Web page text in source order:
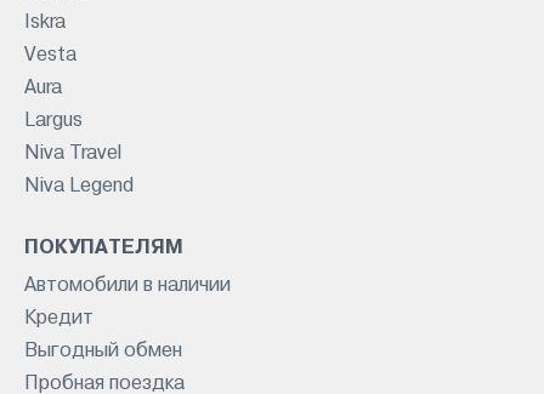
Iskra
Vesta
Aura
Largus
Niva Travel
Niva Legend
ПОКУПАТЕЛЯМ
Автомобили в наличии
Кредит
Выгодный обмен
Пробная поездка